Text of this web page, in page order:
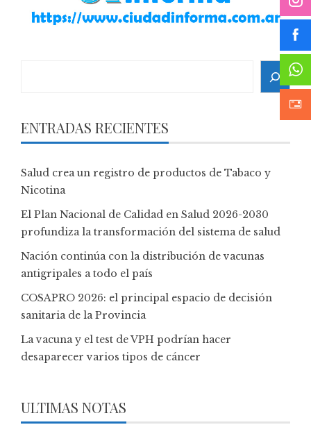
ENTRADAS RECIENTES
Salud crea un registro de productos de Tabaco y
Nicotina
El Plan Nacional de Calidad en Salud 2026-2030
profundiza la transformación del sistema de salud
Nación continúa con la distribución de vacunas
antigripales a todo el país
COSAPRO 2026: el principal espacio de decisión
sanitaria de la Provincia
La vacuna y el test de VPH podrían hacer
desaparecer varios tipos de cáncer
ULTIMAS NOTAS